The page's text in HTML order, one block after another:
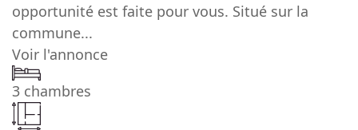
opportunité est faite pour vous. Situé sur la
commune...
Voir l'annonce
3 chambres